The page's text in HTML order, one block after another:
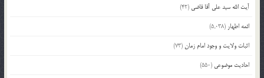
آیت الله سید علی آقا قاضی (42)
ائمه اطهار (5,038)
اثبات ولایت و وجود امام زمان(73)
احادیث موضوعی (550)